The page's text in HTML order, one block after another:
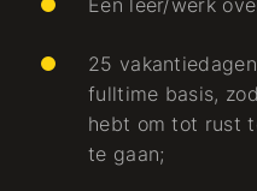
Een leer/werk
25
fulltime basis,
hebt om tot rust
te gaan;